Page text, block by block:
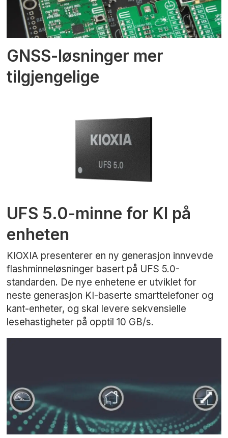
GNSS-løsninger mer
tilgjengelige
UFS 5.0-minne for KI på
enheten
KIOXIA presenterer en ny generasjon innvevde
flashminneløsninger basert på UFS 5.0-
standarden. De nye enhetene er utviklet for
neste generasjon KI-baserte smarttelefoner og
kant-enheter, og skal levere sekvensielle
lesehastigheter på opptil 10 GB/s.